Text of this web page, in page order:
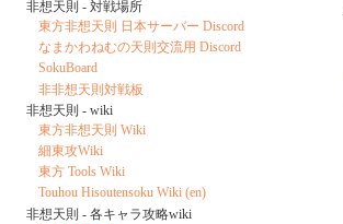
非想天則 - 対戦場所
東方非想天則 日本サーバー Discord
なまかわねむの天則交流用 Discord
SokuBoard
非非想天則対戦板
非想天則 - wiki
東方非想天則 Wiki
細東攻Wiki
東方 Tools Wiki
Touhou Hisoutensoku Wiki (en)
非想天則 - 各キャラ攻略wiki